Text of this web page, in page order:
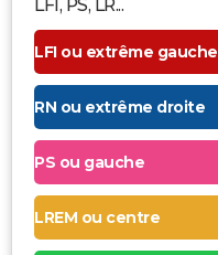
LFI, PS, LR...
LFI ou extrême gauche
RN ou extrême droite
PS ou gauche
LREM ou centre